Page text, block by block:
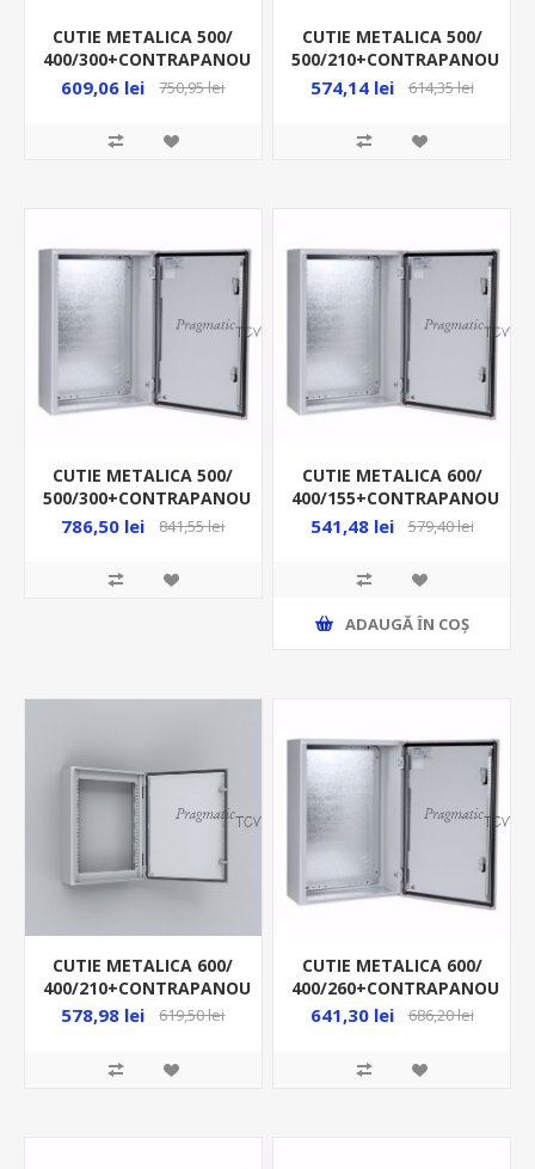
CUTIE METALICA 500/
400/300+CONTRAPANOU
IP66 MAS0504030R5
609,06 lei 750,95 lei
CUTIE METALICA 500/
500/210+CONTRAPANOU
IP66 MAS0505021R5
574,14 lei 614,35 lei
CUTIE METALICA 500/
500/300+CONTRAPANOU
IP66 MAS0505030R5
786,50 lei 841,55 lei
CUTIE METALICA 600/
400/155+CONTRAPANOU
IP66 MAS0604015R5
541,48 lei 579,40 lei
ADAUGĂ ȊN COŞ
CUTIE METALICA 600/
400/210+CONTRAPANOU
IP66 MAS0604021R5
578,98 lei 619,50 lei
CUTIE METALICA 600/
400/260+CONTRAPANOU
IP66 MAS0604026R5
641,30 lei 686,20 lei